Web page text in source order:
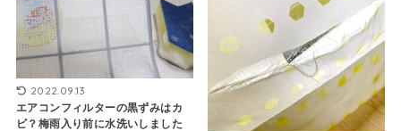
2022.09.13
エアコンフィルターの黒ずみはカ
ビ？梅雨入り前に水洗いしました